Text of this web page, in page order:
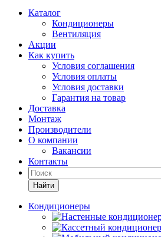
Каталог
Кондиционеры
Вентиляция
Акции
Как купить
Условия соглашения
Условия оплаты
Условия доставки
Гарантия на товар
Доставка
Монтаж
Производители
О компании
Вакансии
Контакты
Кондиционеры